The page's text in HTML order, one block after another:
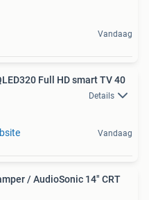
Vandaag
Full HD smart TV 40
Details
Vandaag
/ AudioSonic 14" CRT